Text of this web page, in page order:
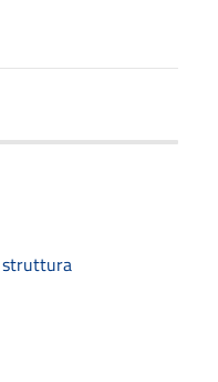
struttura